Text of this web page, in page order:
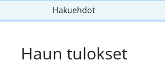
Hakuehdot
Haun tulokset